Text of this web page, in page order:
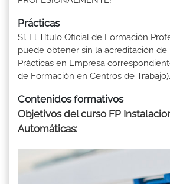
Prácticas
Sí. El Título Oficial de Formación
puede obtener sin la acreditación de
Prácticas en Empresa
de Formación en Centros de Trabajo).
Contenidos formativos
Objetivos del curso FP
Automáticas: